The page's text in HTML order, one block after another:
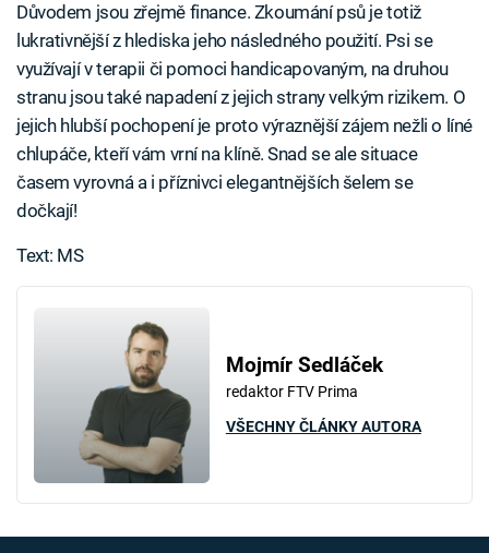
Důvodem jsou zřejmě finance. Zkoumání psů je totiž
lukrativnější z hlediska jeho následného použití. Psi se
využívají v terapii či pomoci handicapovaným, na druhou
stranu jsou také napadení z jejich strany velkým rizikem. O
jejich hlubší pochopení je proto výraznější zájem nežli o líné
chlupáče, kteří vám vrní na klíně. Snad se ale situace
časem vyrovná a i příznivci elegantnějších šelem se
dočkají!
Text: MS
Mojmír Sedláček
redaktor FTV Prima
VŠECHNY ČLÁNKY AUTORA